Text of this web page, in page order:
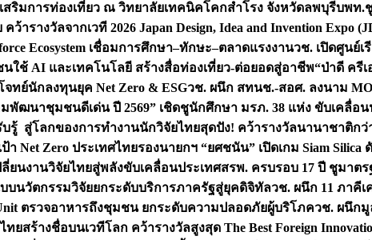
สริมการท่องเที่ยว ณ วิทยาลัยเทคนิคโคกสำโรง จังหวัดลพบุรีบพท.ชู
ารางวัลจากเวที 2026 Japan Design, Idea and Invention
Ecosystem เชื่อมการศึกษา–ทักษะ–ตลาดแรงงานวช. เปิดศูนย์
ใช้ AI และเทคโนโลยี สร้างสื่อท่องเที่ยว-ต่อยอดสู่อาชีพ“ป่าดี ครี
ทย์นักลงทุนยุค Net Zero & ESGวช. ผนึก สทนช.-สอศ. ลงนาม
พัฒนาชุมชนดีเด่น ปี 2569” เชิดชูนักศึกษา มรภ. 38 แห่ง ขับเคลื่
บรู้ สู่โลกของการทำงานนักวิจัยไทยสุดปัง! คว้ารางวัลนานาชาติกว่
Net Zero ประเทศไทยรองนายกฯ “ยศชนัน” เปิดเกม Siam
ยนงานวิจัยไทยสู่พลังขับเคลื่อนประเทศสรพ. ครบรอบ 17 ปี ชูมาต
บนวัตกรรมวิจัยยกระดับบริการภาครัฐสู่ยุคดิจิทัลวช. ผนึก 11 ภาคีเ
ตรวจอาหารถึงชุมชน ยกระดับความปลอดภัยผู้บริโภควช. ผนึกมู
ยสร้างชื่อบนเวทีโลก คว้ารางวัลสูงสุด The Best Foreign